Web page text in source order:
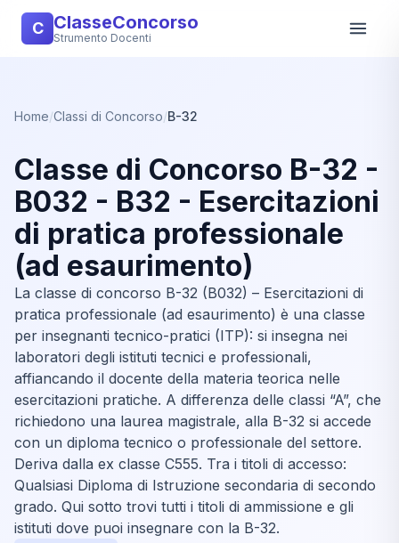
C ClasseConcorso
Strumento Docenti
Home/Classi di Concorso/B-32
Classe di Concorso B-32 -
B032 - B32 - Esercitazioni
di pratica professionale
(ad esaurimento)
La classe di concorso B-32 (B032) – Esercitazioni di
pratica professionale (ad esaurimento) è una classe
per insegnanti tecnico-pratici (ITP): si insegna nei
laboratori degli istituti tecnici e professionali,
affiancando il docente della materia teorica nelle
esercitazioni pratiche. A differenza delle classi “A”, che
richiedono una laurea magistrale, alla B-32 si accede
con un diploma tecnico o professionale del settore.
Deriva dalla ex classe C555. Tra i titoli di accesso:
Qualsiasi Diploma di Istruzione secondaria di secondo
grado. Qui sotto trovi tutti i titoli di ammissione e gli
istituti dove puoi insegnare con la B-32.